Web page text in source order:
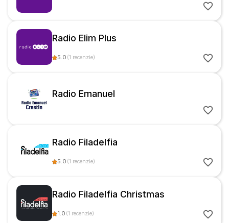
Radio Elim Plus
5.0 (1 recenzie)
Radio Emanuel
Radio Filadelfia
5.0 (1 recenzie)
Radio Filadelfia Christmas
1.0 (1 recenzie)